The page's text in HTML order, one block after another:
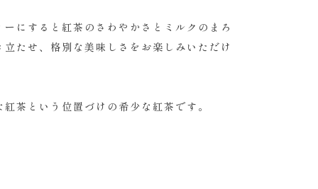
にすると紅茶のさわやかさとミルクのまろ
たせ、格別な美味しさをお楽しみいただけ
茶という位置づけの希少な紅茶です。